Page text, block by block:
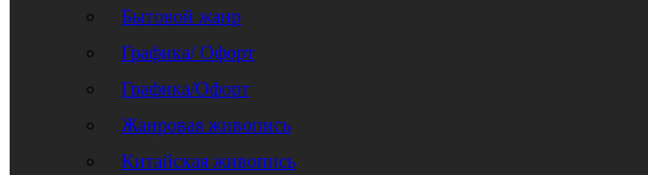
Бытовой жанр
Графика/ Офорт
Графика/Офорт
Жанровая живопись
Китайская живопись